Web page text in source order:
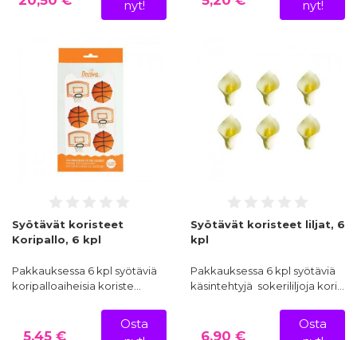
nyt!
nyt!
Syötävät koristeet
Koripallo, 6 kpl
Pakkauksessa 6 kpl syötäviä
koripalloaiheisia koriste…
5,45 €
Osta
Syötävät koristeet liljat, 6
kpl
Pakkauksessa 6 kpl syötäviä
käsintehtyjä sokerililjoja kori…
6,90 €
Osta